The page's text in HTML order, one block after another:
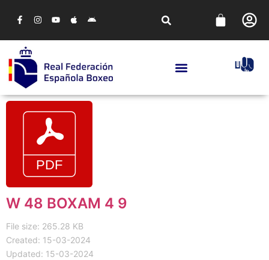
W 48 BOXAM 4 9
File size: 265.28 KB
Created: 15-03-2024
Updated: 15-03-2024